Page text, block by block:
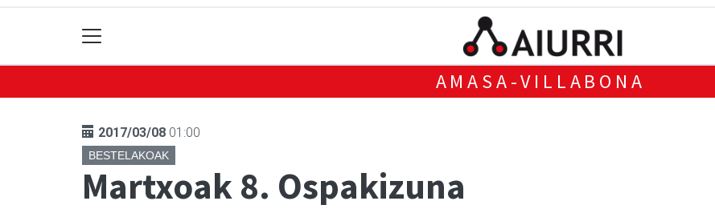
AMASA-VILLABONA
2017/03/08 01:00
BESTELAKOAK
Martxoak 8. Ospakizuna